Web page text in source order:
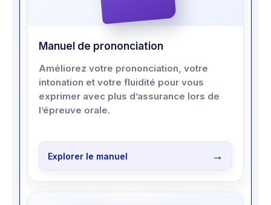
Manuel de prononciation
Améliorez votre prononciation, votre
intonation et votre fluidité pour vous
exprimer avec plus d’assurance lors de
l’épreuve orale.
Explorer le manuel